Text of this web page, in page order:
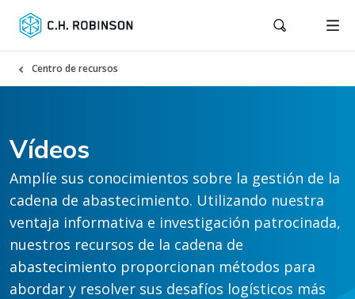
Centro de recursos
Vídeos
Amplíe sus conocimientos sobre la gestión de la
cadena de abastecimiento. Utilizando nuestra
ventaja informativa e investigación patrocinada,
nuestros recursos de la cadena de
abastecimiento proporcionan métodos para
abordar y resolver sus desafíos logísticos más